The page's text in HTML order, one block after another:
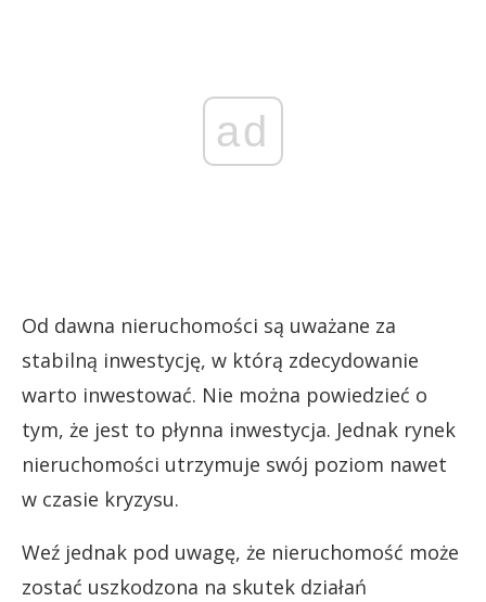
ad
Od dawna nieruchomości są uważane za
stabilną inwestycję, w którą zdecydowanie
warto inwestować. Nie można powiedzieć o
tym, że jest to płynna inwestycja. Jednak rynek
nieruchomości utrzymuje swój poziom nawet
w czasie kryzysu.
Weź jednak pod uwagę, że nieruchomość może
zostać uszkodzona na skutek działań